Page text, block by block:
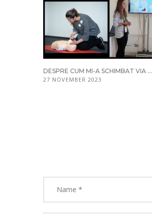
DESPRE CUM MI-A SCHIMBAT VIA ...
27 NOVEMBER 2023